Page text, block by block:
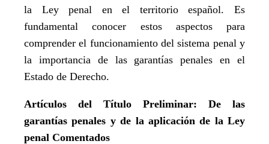
la Ley penal en el territorio español. Es
fundamental conocer estos aspectos para
comprender el funcionamiento del sistema penal y
la importancia de las garantías penales en el
Estado de Derecho.
Artículos del Título Preliminar: De las
garantías penales y de la aplicación de la Ley
penal Comentados